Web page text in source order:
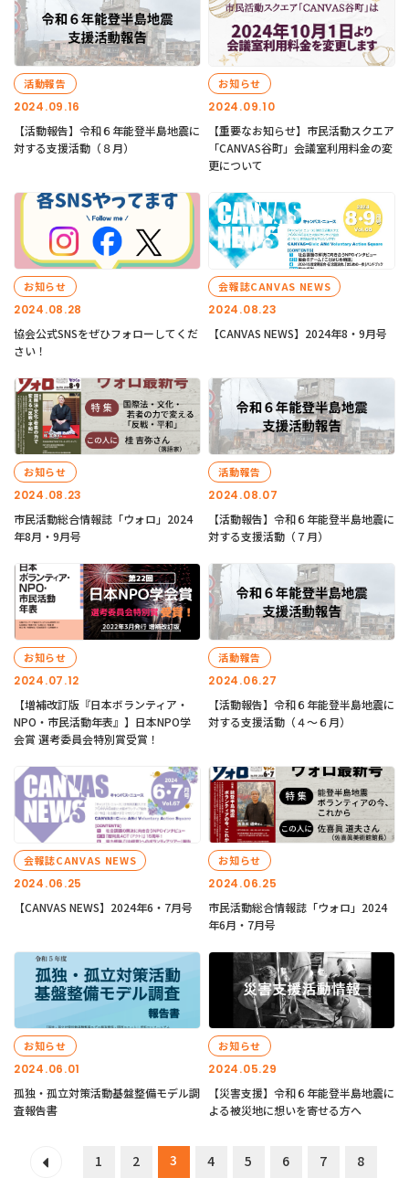
2024.09.16
活動報告
【活動報告】令和６年能登半島地震に
対する支援活動（８月）
2024.09.10
お知らせ
【重要なお知らせ】市民活動スクエア
「CANVAS谷町」会議室利用料金の変
更について
2024.08.28
お知らせ
協会公式SNSをぜひフォローしてくだ
さい！
2024.08.23
会報誌CANVAS NEWS
【CANVAS NEWS】2024年8・9月号
2024.08.23
お知らせ
市民活動総合情報誌「ウォロ」2024
年8月・9月号
2024.08.07
活動報告
【活動報告】令和６年能登半島地震に
対する支援活動（７月）
2024.07.12
お知らせ
【増補改訂版『日本ボランティア・
NPO・市民活動年表』】日本NPO学
会賞 選考委員会特別賞受賞！
2024.06.27
活動報告
【活動報告】令和６年能登半島地震に
対する支援活動（４〜６月）
2024.06.25
会報誌CANVAS NEWS
【CANVAS NEWS】2024年6・7月号
2024.06.25
お知らせ
市民活動総合情報誌「ウォロ」2024
年6月・7月号
2024.06.01
お知らせ
孤独・孤立対策活動基盤整備モデル調
査報告書
2024.05.29
お知らせ
【災害支援】令和６年能登半島地震に
よる被災地に想いを寄せる方へ
1 2 3 4 5 6 7
8